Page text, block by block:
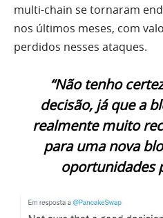
multi-chain se tornaram
nos últimos meses, com
perdidos nesses ataques.
“Não tenho
decisão, já que a
realmente muito
para uma nova
oportunidades